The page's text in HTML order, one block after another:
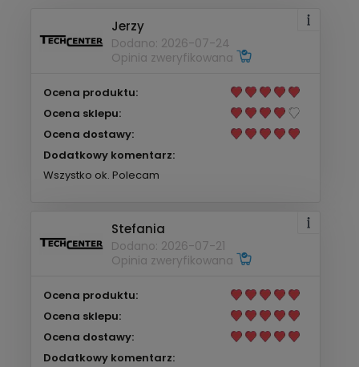
Jerzy
Dodano: 2026-07-24
Opinia zweryfikowana
Ocena produktu:
Ocena sklepu:
Ocena dostawy:
Dodatkowy komentarz:
Wszystko ok. Polecam
Stefania
Dodano: 2026-07-21
Opinia zweryfikowana
Ocena produktu:
Ocena sklepu:
Ocena dostawy:
Dodatkowy komentarz: